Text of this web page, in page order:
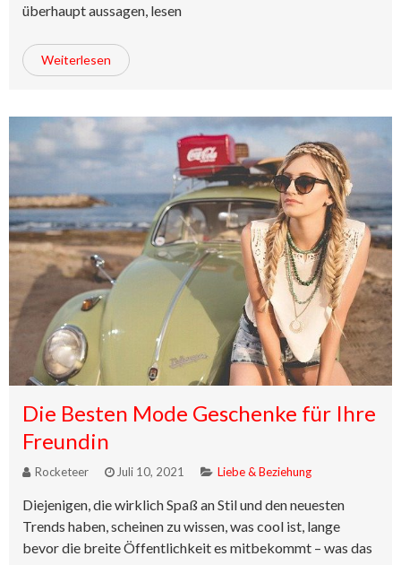
überhaupt aussagen, lesen
Weiterlesen
Die Besten Mode Geschenke für Ihre
Freundin
Rocketeer Juli 10, 2021 Liebe & Beziehung
Diejenigen, die wirklich Spaß an Stil und den neuesten
Trends haben, scheinen zu wissen, was cool ist, lange
bevor die breite Öffentlichkeit es mitbekommt – was das